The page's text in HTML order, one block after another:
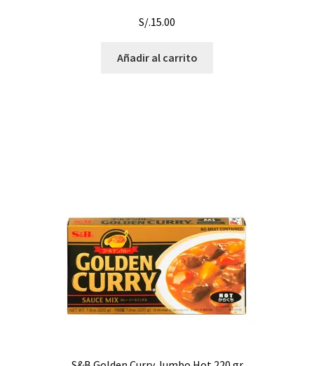
S/.15.00
Añadir al carrito